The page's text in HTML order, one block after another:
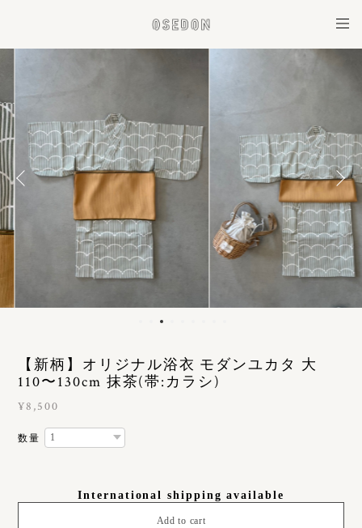
【新柄】オリジナル浴衣 モダンユカタ 大
110〜130cm 抹茶(帯:カラシ)
¥8,500
数量
International shipping available
Add to cart